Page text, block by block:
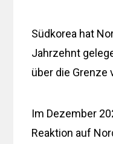
Südkorea hat
Jahrzehnt
über die Grenze
Im Dezember
Reaktion auf